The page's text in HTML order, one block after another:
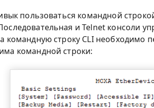
пользоваться командной
и Telnet консоли
командную строку CLI необходимо
командной строки: